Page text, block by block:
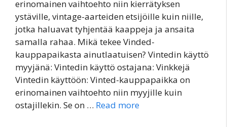
erinomainen vaihtoehto niin kierrätyksen
ystäville, vintage-aarteiden etsijöille kuin niille,
jotka haluavat tyhjentää kaappeja ja ansaita
samalla rahaa. Mikä tekee Vinded-
kauppapaikasta ainutlaatuisen? Vintedin käyttö
myyjänä: Vintedin käyttö ostajana: Vinkkejä
Vintedin käyttöön: Vinted-kauppapaikka on
erinomainen vaihtoehto niin myyjille kuin
ostajillekin. Se on … Read more